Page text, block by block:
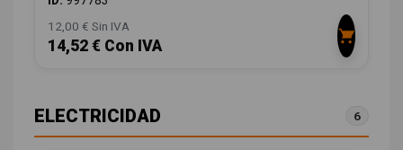
12,00 € Sin IVA
14,52 € Con IVA
ELECTRICIDAD 6